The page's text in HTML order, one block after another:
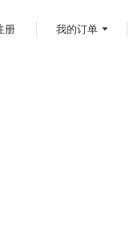
册 我的订单